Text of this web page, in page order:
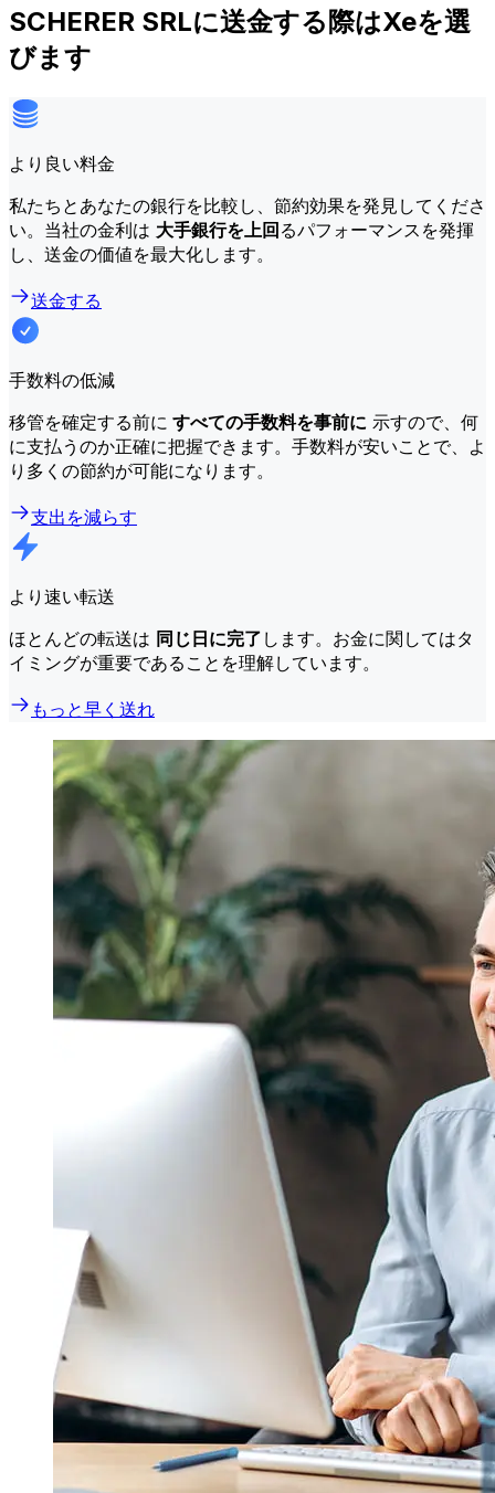
SCHERER SRLに送金する際はXeを選
びます
より良い料金
私たちとあなたの銀行を比較し、節約効果を発見してくださ
い。当社の金利は 大手銀行を上回るパフォーマンスを発揮
し、送金の価値を最大化します。
送金する
手数料の低減
移管を確定する前に すべての手数料を事前に 示すので、何
に支払うのか正確に把握できます。手数料が安いことで、よ
り多くの節約が可能になります。
支出を減らす
より速い転送
ほとんどの転送は 同じ日に完了 します。お金に関してはタ
イミングが重要であることを理解しています。
もっと早く送れ